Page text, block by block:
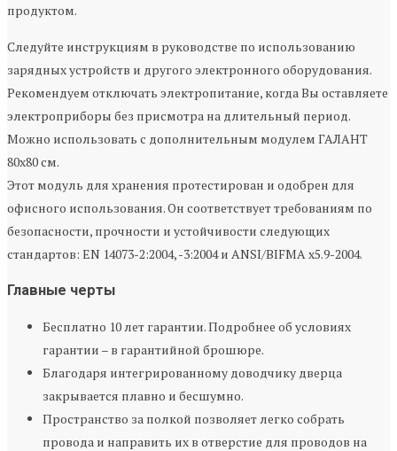
продуктом.
Следуйте инструкциям в руководстве по использованию
зарядных устройств и другого электронного оборудования.
Рекомендуем отключать электропитание, когда Вы оставляете
электроприборы без присмотра на длительный период.
Можно использовать с дополнительным модулем ГАЛАНТ
80x80 см.
Этот модуль для хранения протестирован и одобрен для
офисного использования. Он соответствует требованиям по
безопасности, прочности и устойчивости следующих
стандартов: EN 14073-2:2004, -3:2004 и ANSI/BIFMA x5.9-2004.
Главные черты
Бесплатно 10 лет гарантии. Подробнее об условиях
гарантии – в гарантийной брошюре.
Благодаря интегрированному доводчику дверца
закрывается плавно и бесшумно.
Пространство за полкой позволяет легко собрать
провода и направить их в отверстие для проводов на